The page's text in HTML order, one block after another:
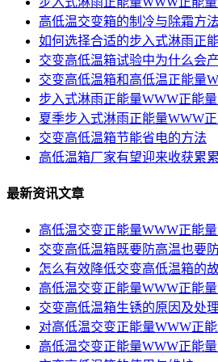
高低温交变箱的制冷与除霜方法
如何选择合适的步入式淋雨正
交变高低温箱试验中为什么会
交变高低温箱和高低温正能量
步入式淋雨正能量WWW正能
夏季步入式淋雨正能量WWW
交变高低温箱节能省电的方法
高低温箱厂家有望迎来收获累
最新资讯文章
高低温交变正能量WWW正能
交变高低温箱既要防高温也要
怎么有效降低交变高低温箱的
高低温交变正能量WWW正能
交变高低温箱生锈的原因及处
对高低温交变正能量WWW正
高低温交变正能量WWW正能